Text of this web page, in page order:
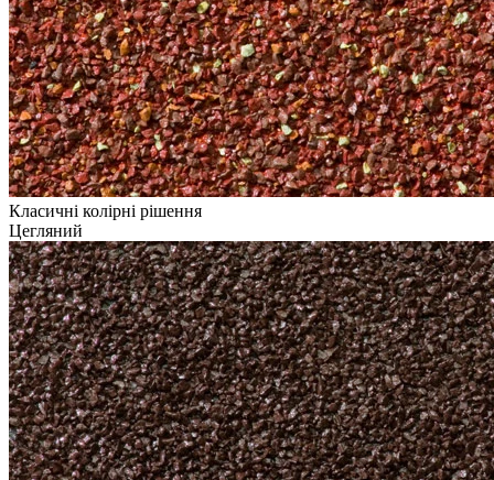
Класичні колірні рішення
Цегляний